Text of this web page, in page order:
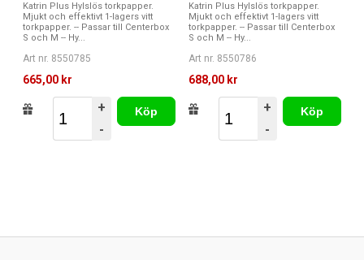
Katrin Plus Hylslös torkpapper.
Mjukt och effektivt 1-lagers vitt
torkpapper. -- Passar till Centerbox
S och M -- Hy...
Art nr. 8550785
665,00 kr
+
-
Köp
Katrin Plus Hylslös torkpapper.
Mjukt och effektivt 1-lagers vitt
torkpapper. -- Passar till Centerbox
S och M -- Hy...
Art nr. 8550786
688,00 kr
+
-
Köp